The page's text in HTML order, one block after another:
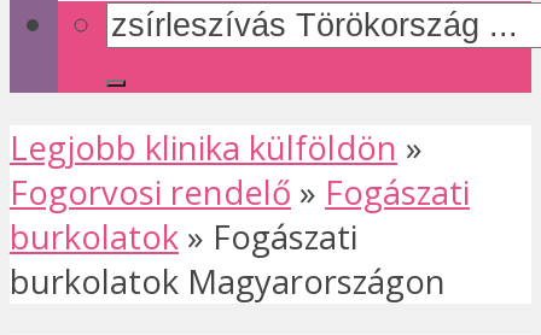
Legjobb klinika külföldön »
Fogorvosi rendelő » Fogászati
burkolatok » Fogászati
burkolatok Magyarországon